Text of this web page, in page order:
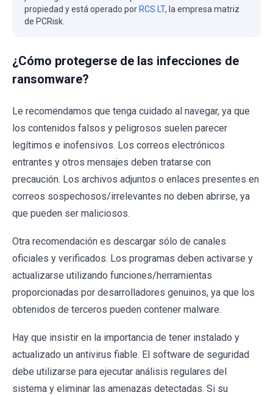
propiedad y está operado por RCS LT, la empresa matriz
de PCRisk.
¿Cómo protegerse de las infecciones de
ransomware?
Le recomendamos que tenga cuidado al navegar, ya que
los contenidos falsos y peligrosos suelen parecer
legítimos e inofensivos. Los correos electrónicos
entrantes y otros mensajes deben tratarse con
precaución. Los archivos adjuntos o enlaces presentes en
correos sospechosos/irrelevantes no deben abrirse, ya
que pueden ser maliciosos.
Otra recomendación es descargar sólo de canales
oficiales y verificados. Los programas deben activarse y
actualizarse utilizando funciones/herramientas
proporcionadas por desarrolladores genuinos, ya que los
obtenidos de terceros pueden contener malware.
Hay que insistir en la importancia de tener instalado y
actualizado un antivirus fiable. El software de seguridad
debe utilizarse para ejecutar análisis regulares del
sistema y eliminar las amenazas detectadas. Si su